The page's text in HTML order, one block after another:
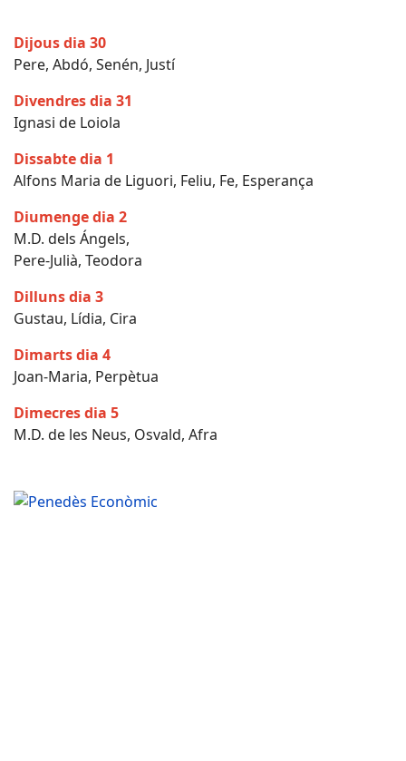
Dijous dia 30
Pere, Abdó, Senén, Justí
Divendres dia 31
Ignasi de Loiola
Dissabte dia 1
Alfons Maria de Liguori, Feliu, Fe, Esperança
Diumenge dia 2
M.D. dels Ángels,
Pere-Julià, Teodora
Dilluns dia 3
Gustau, Lídia, Cira
Dimarts dia 4
Joan-Maria, Perpètua
Dimecres dia 5
M.D. de les Neus, Osvald, Afra